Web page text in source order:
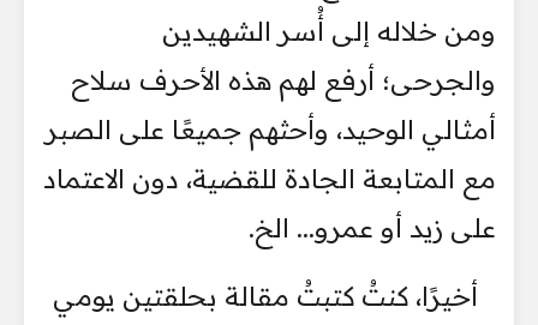
ومن خلاله إلى أُسر الشهيدين
والجرحى؛ أرفع لهم هذه الأحرف سلاح
أمثالي الوحيد، وأحثهم جميعًا على الصبر
مع المتابعة الجادة للقضية، دون الاعتماد
على زيد أو عمرو... الخ.
أخيرًا، كنتُ كتبتُ مقالة بحلقتين يومي